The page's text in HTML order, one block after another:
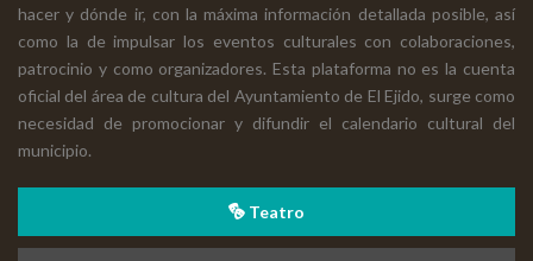
hacer y dónde ir, con la máxima información detallada posible, así
como la de impulsar los eventos culturales con colaboraciones,
patrocinio y como organizadores. Esta plataforma no es la cuenta
oficial del área de cultura del Ayuntamiento de El Ejido, surge como
necesidad de promocionar y difundir el calendario cultural del
municipio.
Teatro